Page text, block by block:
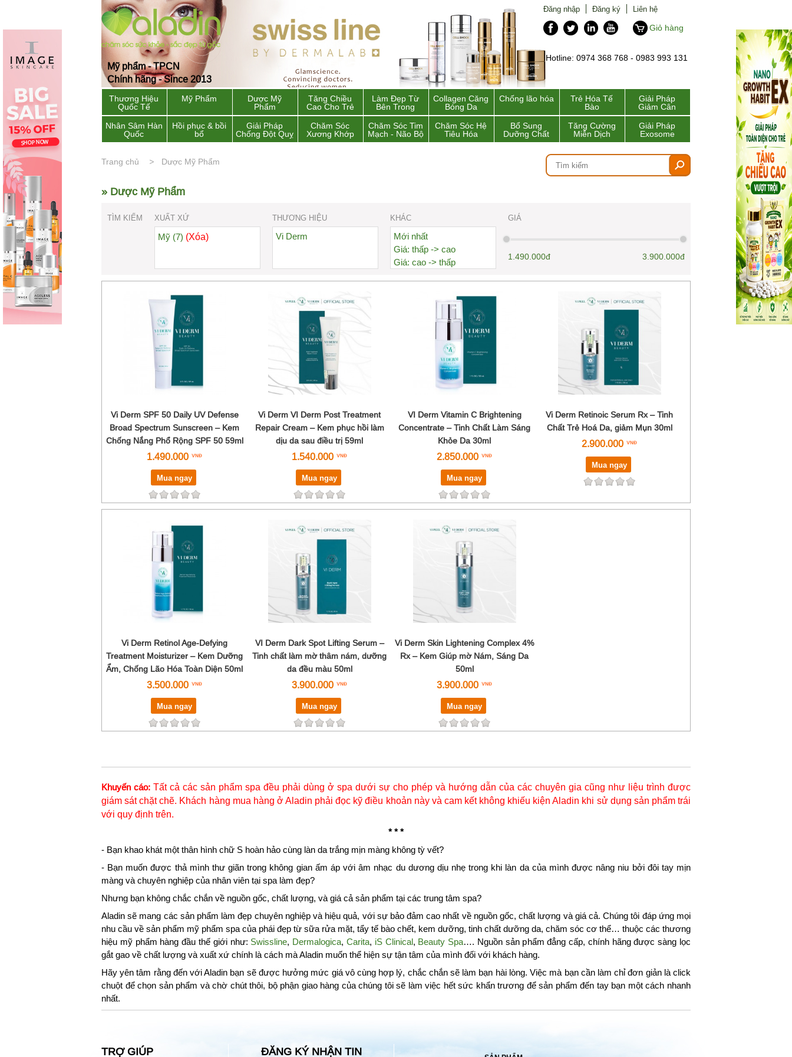
Mỹ phẩm - TPCN
Chính hãng - Since 2013
Đăng nhập Đăng ký
Liên hệ
Giỏ hàng
Hotline: 0974 368 768 - 0983 993 131
Thương Hiệu
Quốc Tế
Mỹ Phẩm
Dược Mỹ
Phẩm
Tăng Chiều
Cao Cho Trẻ
Làm Đẹp Từ
Bên Trong
Collagen Căng
Bóng Da
Chống lão hóa
Trẻ Hóa Tế
Bào
Giải Pháp
Giảm Cân
Nhân Sâm Hàn
Quốc
Hồi phục & bồi
bổ
Giải Pháp
Chống Đột Quỵ
Chăm Sóc
Xương Khớp
Chăm Sóc Tim
Mạch - Não Bộ
Chăm Sóc Hệ
Tiêu Hóa
Bổ Sung
Dưỡng Chất
Tăng Cường
Miễn Dịch
Giải Pháp
Exosome
Trang chủ Dược Mỹ Phẩm
» Dược Mỹ Phẩm
TÌM KIẾM XUẤT XỨ
Mỹ (7) (Xóa)
THƯƠNG HIỆU
Vi Derm
KHÁC
Mới nhất
Giá: thấp -> cao
Giá: cao -> thấp
Đánh giá cao nhất
GIÁ
1.490.000đ 3.900.000đ
Vi Derm SPF 50 Daily UV Defense
Broad Spectrum Sunscreen – Kem
Chống Nắng Phổ Rộng SPF 50 59ml
1.490.000
Mua ngay
Vi Derm VI Derm Post Treatment
Repair Cream – Kem phục hồi làm
dịu da sau điều trị 59ml
1.540.000
Mua ngay
VI Derm Vitamin C Brightening
Concentrate – Tinh Chất Làm Sáng
Khỏe Da 30ml
2.850.000
Mua ngay
Vi Derm Retinoic Serum Rx – Tinh
Chất Trẻ Hoá Da, giảm Mụn 30ml
2.900.000
Mua ngay
Vi Derm Retinol Age-Defying
Treatment Moisturizer – Kem Dưỡng
Ẩm, Chống Lão Hóa Toàn Diện 50ml
3.500.000
Mua ngay
VI Derm Dark Spot Lifting Serum –
Tinh chất làm mờ thâm nám, dưỡng
da đều màu 50ml
3.900.000
Mua ngay
Vi Derm Skin Lightening Complex 4%
Rx – Kem Giúp mờ Nám, Sáng Da
50ml
3.900.000
Mua ngay
Khuyến cáo: Tất cả các sản phẩm spa đều phải dùng ở spa dưới sự cho phép và hướng dẫn của các chuyên gia cũng như liệu trình được
giám sát chặt chẽ. Khách hàng mua hàng ở Aladin phải đọc kỹ điều khoản này và cam kết không khiếu kiện Aladin khi sử dụng sản phẩm trái
với quy định trên.
* * *
- Bạn khao khát một thân hình chữ S hoàn hảo cùng làn da trắng mịn màng không tỳ vết?
- Bạn muốn được thả mình thư giãn trong không gian ấm áp với âm nhạc du dương dịu nhẹ trong khi làn da của mình được nâng niu bởi đôi tay mịn
màng và chuyên nghiệp của nhân viên tại spa làm đẹp?
Nhưng bạn không chắc chắn về nguồn gốc, chất lượng, và giá cả sản phẩm tại các trung tâm spa?
Aladin sẽ mang các sản phẩm làm đẹp chuyên nghiệp và hiệu quả, với sự bảo đảm cao nhất về nguồn gốc, chất lượng và giá cả. Chúng tôi đáp ứng mọi
nhu cầu về sản phẩm mỹ phẩm spa của phái đẹp từ sữa rửa mặt, tẩy tế bào chết, kem dưỡng, tinh chất dưỡng da, chăm sóc cơ thể… thuộc các thương
hiệu mỹ phẩm hàng đầu thế giới như: Swissline, Dermalogica, Carita, iS Clinical, Beauty Spa…. Nguồn sản phẩm đẳng cấp, chính hãng được sàng lọc
gắt gao về chất lượng và xuất xứ chính là cách mà Aladin muốn thể hiện sự tận tâm của mình đối với khách hàng.
Hãy yên tâm rằng đến với Aladin bạn sẽ được hưởng mức giá vô cùng hợp lý, chắc chắn sẽ làm bạn hài lòng. Việc mà bạn cần làm chỉ đơn giản là click
chuột để chọn sản phẩm và chờ chút thôi, bộ phận giao hàng của chúng tôi sẽ làm việc hết sức khẩn trương để sản phẩm đến tay bạn một cách nhanh
nhất.
TRỢ GIÚP ĐĂNG KÝ NHẬN TIN